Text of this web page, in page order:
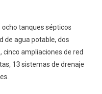
tanques sépticos
de agua potable, dos
ampliaciones de red
13 sistemas de drenaje